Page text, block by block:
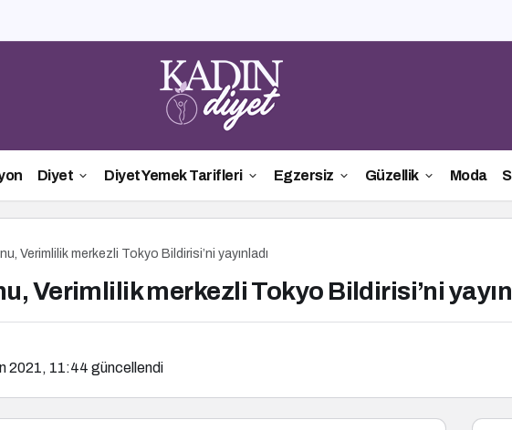
Diyet Diyet Yemek Tarifleri Egzersiz Güzellik Moda
Verimlilik merkezli Tokyo Bildirisi’ni yayınladı
Verimlilik merkezli Tokyo Bildirisi’ni
2021, 11:44 güncellendi